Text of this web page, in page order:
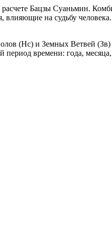
Бацзы Суаньмин.
влияющие на судьбу
(Нс) и Земных Ветвей
времени: года,